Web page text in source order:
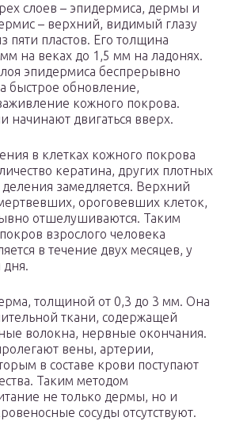
слоев – эпидермиса, дермы и
– верхний, видимый глазу
пяти пластов. Его толщина
на веках до 1,5 мм на ладонях.
эпидермиса беспрерывно
быстрое обновление,
кожного покрова.
начинают двигаться вверх.
в клетках кожного покрова
кератина, других плотных
замедляется. Верхний
ороговевших клеток,
отшелушиваются. Таким
взрослого человека
в течение двух месяцев, у
дня.
толщиной от 0,3 до 3 мм. Она
ткани, содержащей
волокна, нервные окончания.
вены, артерии,
в составе крови поступают
Таким методом
не только дермы, но и
сосуды отсутствуют.